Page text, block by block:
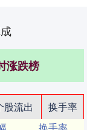
涨跌榜
股流出
换手率